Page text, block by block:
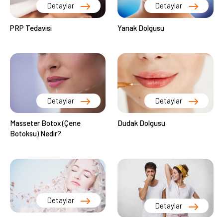
Detaylar
PRP Tedavisi
Detaylar
Yanak Dolgusu
Detaylar
Masseter Botox (Çene
Botoksu) Nedir?
Detaylar
Dudak Dolgusu
Detaylar
Detaylar